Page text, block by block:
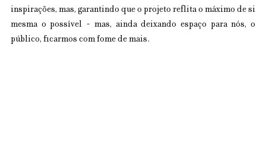
inspirações, mas, garantindo que o projeto reflita o máximo de si
mesma o possível - mas, ainda deixando espaço para nós, o
público, ficarmos com fome de mais.